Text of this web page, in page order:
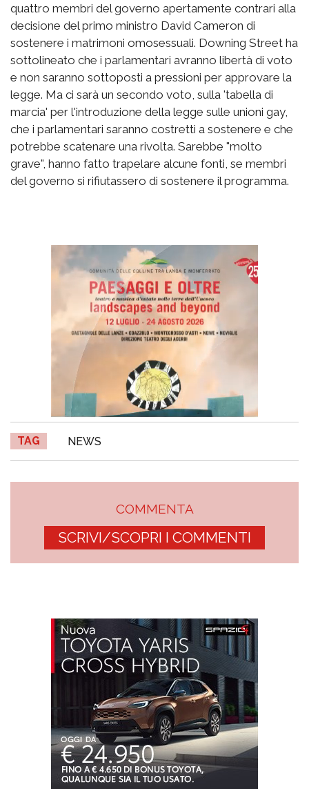
quattro membri del governo apertamente contrari alla
decisione del primo ministro David Cameron di
sostenere i matrimoni omosessuali. Downing Street ha
sottolineato che i parlamentari avranno libertà di voto
e non saranno sottoposti a pressioni per approvare la
legge. Ma ci sarà un secondo voto, sulla 'tabella di
marcia' per l'introduzione della legge sulle unioni gay,
che i parlamentari saranno costretti a sostenere e che
potrebbe scatenare una rivolta. Sarebbe "molto
grave", hanno fatto trapelare alcune fonti, se membri
del governo si rifiutassero di sostenere il programma.
TAG NEWS
COMMENTA
SCRIVI/SCOPRI I COMMENTI